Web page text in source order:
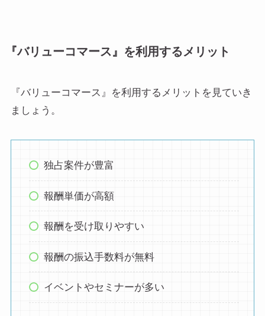
『バリューコマース』を利用するメリット
『バリューコマース』を利用するメリットを見ていき
ましょう。
独占案件が豊富
報酬単価が高額
報酬を受け取りやすい
報酬の振込手数料が無料
イベントやセミナーが多い